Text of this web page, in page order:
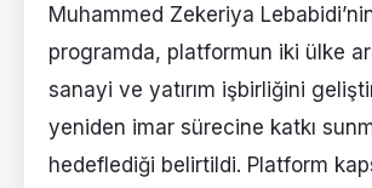
Muhammed Zekeriya Lebabidi’nin
programda, platformun iki ülke
sanayi ve yatırım işbirliğini
yeniden imar sürecine katkı
hedeflediği belirtildi. Platform